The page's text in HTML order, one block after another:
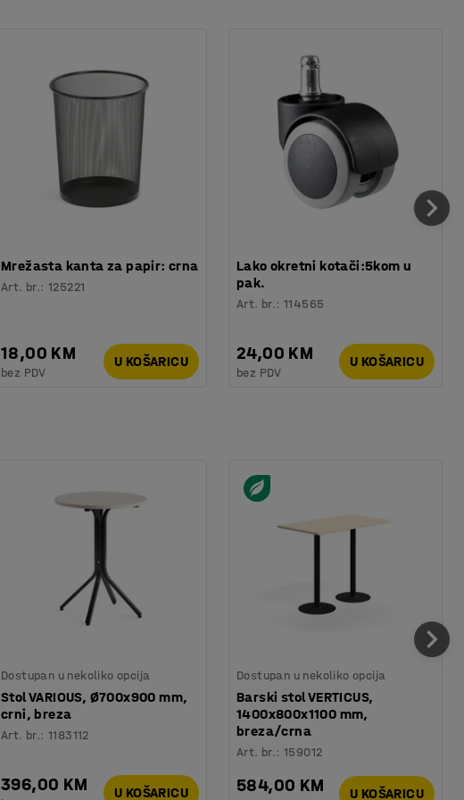
Mrežasta kanta za papir: crna
Art. br.:125221
18,00 KM
bez PDV
U KOŠARICU
Lako okretni kotači:5kom u
pak.
Art. br.:114565
24,00 KM
bez PDV
U KOŠARICU
Dostupan u nekoliko opcija
Stol VARIOUS, Ø700x900 mm,
crni, breza
Art. br.:1183112
396,00 KM U KOŠARICU
Dostupan u nekoliko opcija
Barski stol VERTICUS,
1400x800x1100 mm,
breza/crna
Art. br.:159012
584,00 KM U KOŠARICU